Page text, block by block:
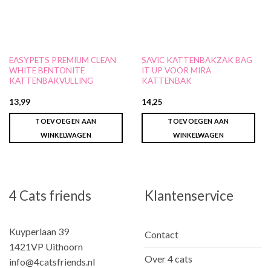
EASYPETS PREMIUM CLEAN
WHITE BENTONITE
KATTENBAKVULLING
13,99
TOEVOEGEN AAN
WINKELWAGEN
SAVIC KATTENBAKZAK BAG
IT UP VOOR MIRA
KATTENBAK
14,25
TOEVOEGEN AAN
WINKELWAGEN
4 Cats friends
Kuyperlaan 39
1421VP Uithoorn
info@4catsfriends.nl
Klantenservice
Contact
Over 4 cats